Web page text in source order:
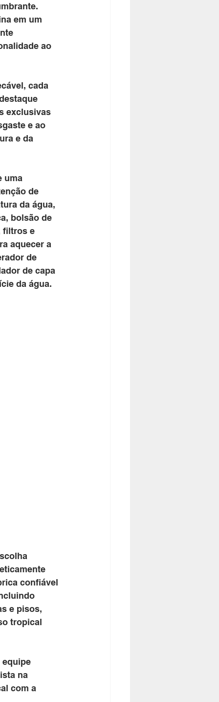
em um
ao
cada
exclusivas
e ao
e da
uma
de
da água,
bolsão de
filtros e
aquecer a
de
de capa
da água.
confiável
e pisos,
tropical
equipe
na
com a